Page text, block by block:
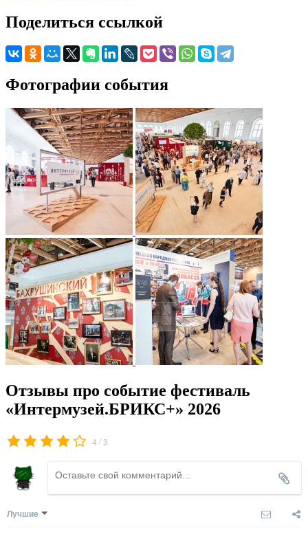
Поделиться ссылкой
Фотографии события
Отзывы про событие фестиваль
«Интермузей.БРИКС+» 2026
4 /3
Лучшие